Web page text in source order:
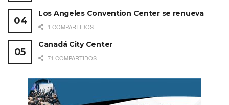
Los Angeles Convention Center se renueva
1 COMPARTIDOS
Canadá City Center
71 COMPARTIDOS